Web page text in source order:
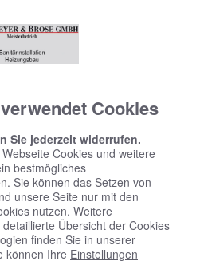
Cookies
Sie jederzeit widerrufen.
Cookies und weitere
bestmögliches
Sie können das Setzen von
unsere Seite nur mit den
nutzen. Weitere
Übersicht der Cookies
finden Sie in unserer
können Ihre Einstellungen